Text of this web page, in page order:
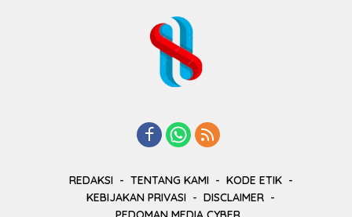
REDAKSI TENTANG KAMI
KODE ETIK
KEBIJAKAN PRIVASI
DISCLAIMER